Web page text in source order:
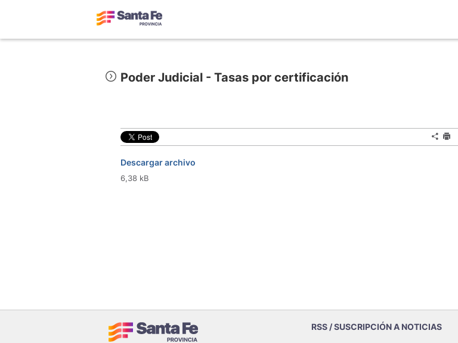
Poder Judicial - Tasas por certificación
Descargar archivo
6,38 kB
RSS / SUSCRIPCIÓN A NOTICIAS